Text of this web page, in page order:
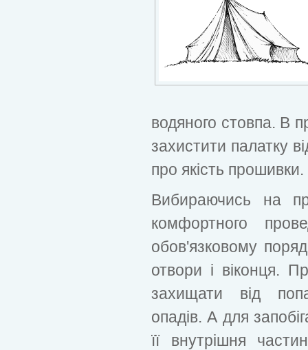
водяного стовпа. В
захистити палатку
про якість прошивки.
Вибираючись на
комфортного
обов'язковому
отвори і віконця.
захищати від
опадів. А для
її внутрішня